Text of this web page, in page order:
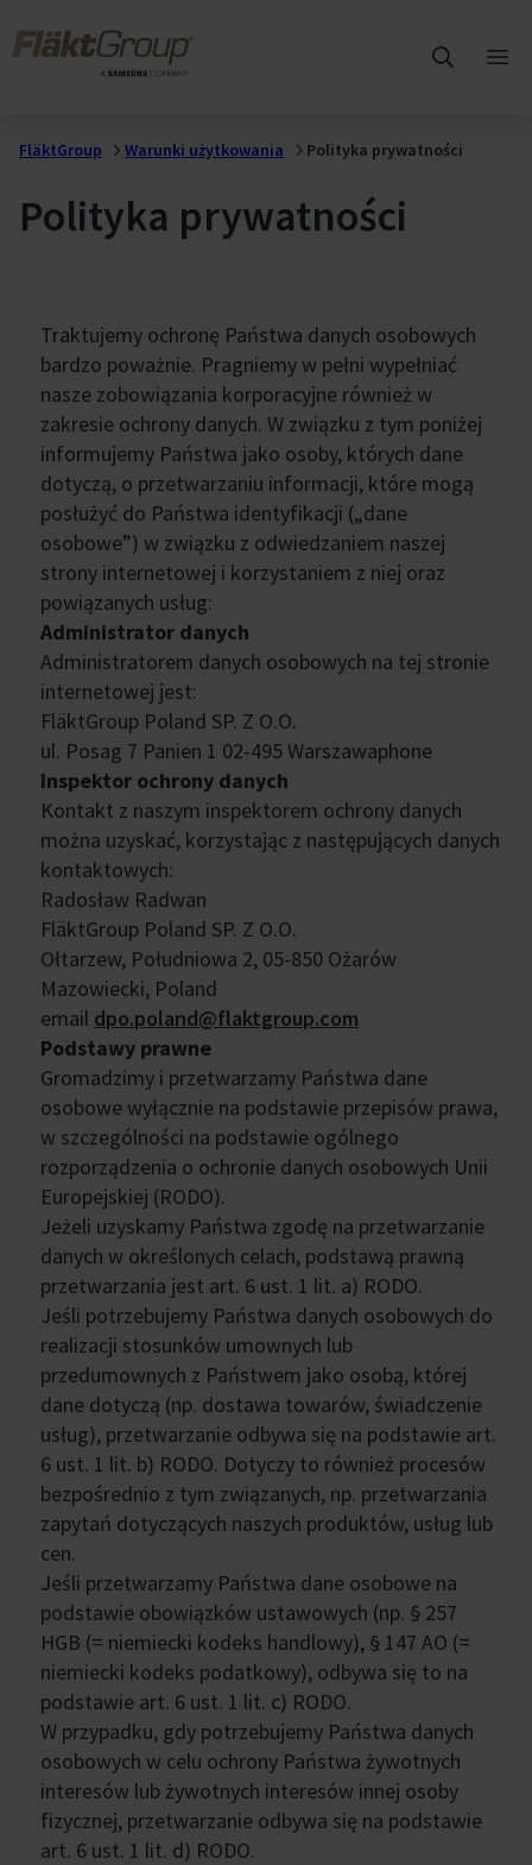
FläktGroup Warunki użytkowania Polityka prywatności
Polityka prywatności
Traktujemy ochronę Państwa danych osobowych
bardzo poważnie. Pragniemy w pełni wypełniać
nasze zobowiązania korporacyjne również w
zakresie ochrony danych. W związku z tym poniżej
informujemy Państwa jako osoby, których dane
dotyczą, o przetwarzaniu informacji, które mogą
posłużyć do Państwa identyfikacji („dane
osobowe”) w związku z odwiedzaniem naszej
strony internetowej i korzystaniem z niej oraz
powiązanych usług:
Administrator danych
Administratorem danych osobowych na tej stronie
internetowej jest:
FläktGroup Poland SP. Z O.O.
ul. Posag 7 Panien 1 02-495 Warszawaphone
Inspektor ochrony danych
Kontakt z naszym inspektorem ochrony danych
można uzyskać, korzystając z następujących danych
kontaktowych:
Radosław Radwan
FläktGroup Poland SP. Z O.O.
Ołtarzew, Południowa 2, 05-850 Ożarów
Mazowiecki, Poland
email dpo.poland@flaktgroup.com
Podstawy prawne
Gromadzimy i przetwarzamy Państwa dane
osobowe wyłącznie na podstawie przepisów prawa,
w szczególności na podstawie ogólnego
rozporządzenia o ochronie danych osobowych Unii
Europejskiej (RODO).
Jeżeli uzyskamy Państwa zgodę na przetwarzanie
danych w określonych celach, podstawą prawną
przetwarzania jest art. 6 ust. 1 lit. a) RODO.
Jeśli potrzebujemy Państwa danych osobowych do
realizacji stosunków umownych lub
przedumownych z Państwem jako osobą, której
dane dotyczą (np. dostawa towarów, świadczenie
usług), przetwarzanie odbywa się na podstawie art.
6 ust. 1 lit. b) RODO. Dotyczy to również procesów
bezpośrednio z tym związanych, np. przetwarzania
zapytań dotyczących naszych produktów, usług lub
cen.
Jeśli przetwarzamy Państwa dane osobowe na
podstawie obowiązków ustawowych (np. § 257
HGB (= niemiecki kodeks handlowy), § 147 AO (=
niemiecki kodeks podatkowy), odbywa się to na
podstawie art. 6 ust. 1 lit. c) RODO.
W przypadku, gdy potrzebujemy Państwa danych
osobowych w celu ochrony Państwa żywotnych
interesów lub żywotnych interesów innej osoby
fizycznej, przetwarzanie odbywa się na podstawie
art. 6 ust. 1 lit. d) RODO.